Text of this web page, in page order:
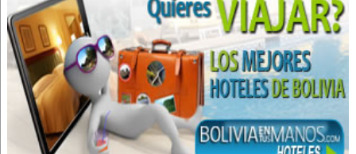
Médicos Odontólogos
Odontología Integral
Odontología Estética
Odontología
Prótesis Dentales
Cirujano dental
Consultorio Dental